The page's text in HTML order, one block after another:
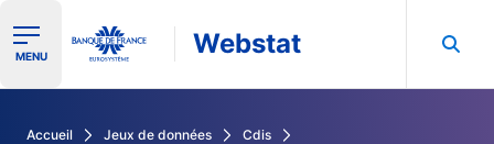
Ouvrir le menu de navigation
MENU Webstat
Accueil Jeux de données
Cdis